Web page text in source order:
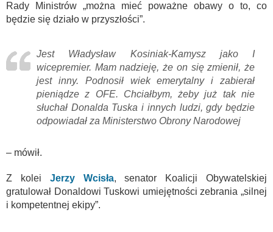
Rady Ministrów „można mieć poważne obawy o to, co
będzie się działo w przyszłości”.
Jest Władysław Kosiniak-Kamysz jako I
wicepremier. Mam nadzieję, że on się zmienił, że
jest inny. Podnosił wiek emerytalny i zabierał
pieniądze z OFE. Chciałbym, żeby już tak nie
słuchał Donalda Tuska i innych ludzi, gdy będzie
odpowiadał za Ministerstwo Obrony Narodowej
– mówił.
Z kolei Jerzy Wcisła, senator Koalicji Obywatelskiej
gratulował Donaldowi Tuskowi umiejętności zebrania „silnej
i kompetentnej ekipy”.